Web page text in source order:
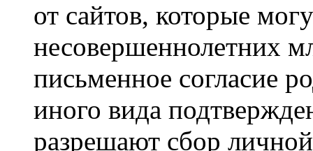
от сайтов, которые
несовершеннолетних
письменное согласие
иного вида
разрешают сбор